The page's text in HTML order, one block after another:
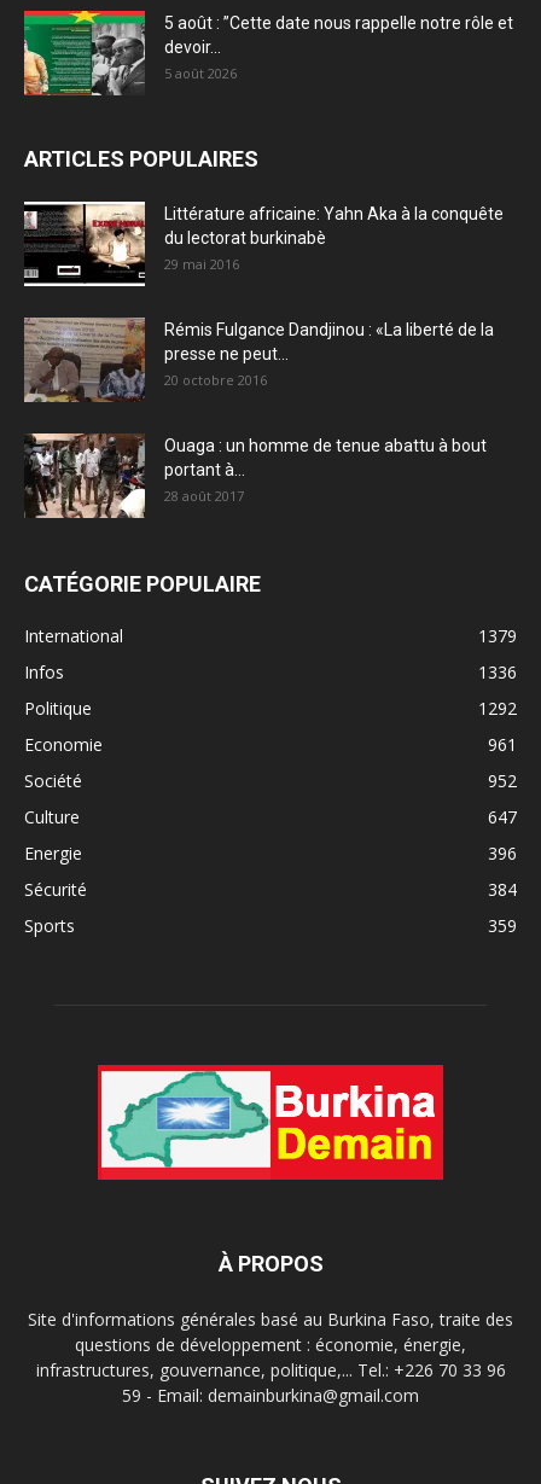
5 août : ”Cette date nous rappelle notre rôle et
devoir...
5 août 2026
ARTICLES POPULAIRES
Littérature africaine: Yahn Aka à la conquête
du lectorat burkinabè
29 mai 2016
Rémis Fulgance Dandjinou : «La liberté de la
presse ne peut...
20 octobre 2016
Ouaga : un homme de tenue abattu à bout
portant à...
28 août 2017
CATÉGORIE POPULAIRE
International
1379
Infos
1336
Politique
1292
Economie
961
Société
952
Culture
647
Energie
396
Sécurité
384
Sports
359
À PROPOS
Site d'informations générales basé au Burkina Faso, traite des
questions de développement : économie, énergie,
infrastructures, gouvernance, politique,... Tel.: +226 70 33 96
59 - Email: demainburkina@gmail.com